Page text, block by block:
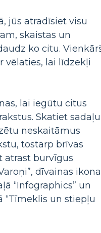
jūs atradīsiet visu
skaistas un
ko citu.
vēlaties, lai līdzekļi
lai iegūtu citus
Skatiet sadaļu
neskaitāmus
tostarp brīvas
atrast burvīgus
dīvainas
“Infographics” un
“Tīmeklis un stiepļu